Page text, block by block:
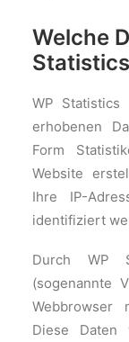
Welche
WP
erhobenen
Form
Website
Ihre IP-
identifiziert
Durch WP
(sogenannte
Webbrowser
Diese Daten